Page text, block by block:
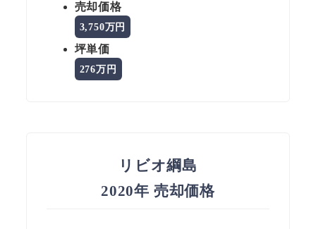
売却価格
3,750万円
坪単価
276万円
リビオ綱島
2020年 売却価格